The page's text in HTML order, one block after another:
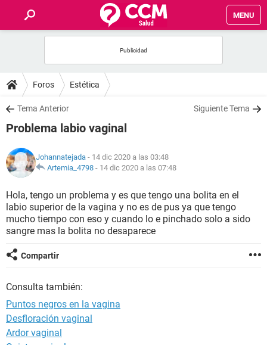
MENU
FOROS
SALUD
NUTRICIÓN
BIENESTAR
SEXUALIDAD
GLOSARIO
Foros Estética
Tema Anterior Siguiente Tema
Problema labio vaginal
Johannatejada - 14 dic 2020 a las 03:48
Artemia_4798 - 14 dic 2020 a las 07:48
Hola, tengo un problema y es que tengo una bolita en el
labio superior de la vagina y no es de pus ya que tengo
mucho tiempo con eso y cuando lo e pinchado solo a sido
sangre mas la bolita no desaparece
Compartir
Consulta también:
Puntos negros en la vagina
Desfloración vaginal
Ardor vaginal